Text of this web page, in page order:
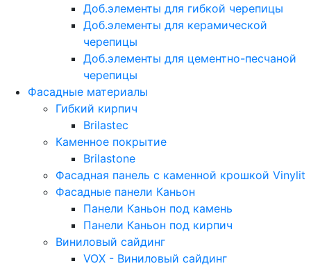
Доб.элементы для гибкой черепицы
Доб.элементы для керамической
черепицы
Доб.элементы для цементно-песчаной
черепицы
Фасадные материалы
Гибкий кирпич
Brilastec
Каменное покрытие
Brilastone
Фасадная панель с каменной крошкой Vinylit
Фасадные панели Каньон
Панели Каньон под камень
Панели Каньон под кирпич
Виниловый сайдинг
VOX - Виниловый сайдинг